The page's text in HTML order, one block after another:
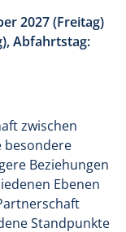
2027 (Freitag)
Abfahrtstag:
zwischen
besondere
Beziehungen
Ebenen
Standpunkte